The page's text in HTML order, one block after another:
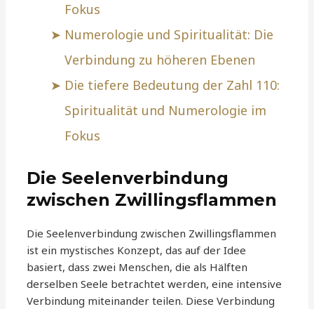
Fokus
Numerologie und Spiritualität: Die
Verbindung zu höheren Ebenen
Die tiefere Bedeutung der Zahl 110:
Spiritualität und Numerologie im
Fokus
Die Seelenverbindung
zwischen Zwillingsflammen
Die Seelenverbindung zwischen Zwillingsflammen
ist ein mystisches Konzept, das auf der Idee
basiert, dass zwei Menschen, die als Hälften
derselben Seele betrachtet werden, eine intensive
Verbindung miteinander teilen. Diese Verbindung